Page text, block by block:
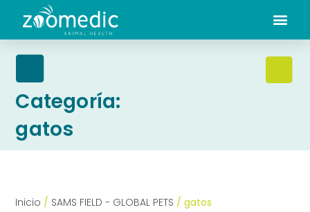
Categoría:
gatos
Inicio / SAMS FIELD - GLOBAL PETS / gatos